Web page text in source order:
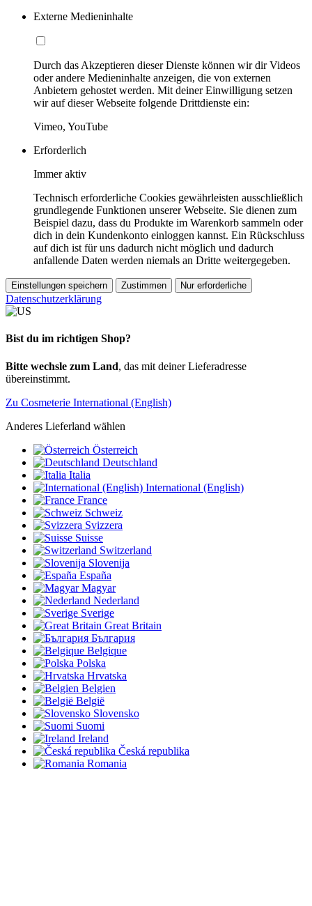
Externe Medieninhalte
Durch das Akzeptieren dieser Dienste können wir dir Videos
oder andere Medieninhalte anzeigen, die von externen
Anbietern gehostet werden. Mit deiner Einwilligung setzen
wir auf dieser Webseite folgende Drittdienste ein:
Vimeo, YouTube
Erforderlich
Immer aktiv
Technisch erforderliche Cookies gewährleisten ausschließlich
grundlegende Funktionen unserer Webseite. Sie dienen zum
Beispiel dazu, dass du Produkte im Warenkorb sammeln oder
dich in dein Kundenkonto einloggen kannst. Ein Rückschluss
auf dich ist für uns dadurch nicht möglich und dadurch
anfallende Daten werden niemals an Dritte weitergegeben.
Einstellungen speichern Zustimmen Nur erforderliche
Datenschutzerklärung
Bist du im richtigen Shop?
Bitte wechsle zum Land, das mit deiner Lieferadresse
übereinstimmt.
Zu Cosmeterie International (English)
Anderes Lieferland wählen
Österreich
Deutschland
Italia
International (English)
France
Schweiz
Svizzera
Suisse
Switzerland
Slovenija
España
Magyar
Nederland
Sverige
Great Britain
България
Belgique
Polska
Hrvatska
Belgien
België
Slovensko
Suomi
Ireland
Česká republika
Romania